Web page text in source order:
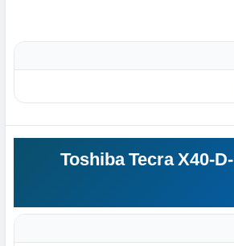
سعر لاب توب Toshiba Tecra X40-D-